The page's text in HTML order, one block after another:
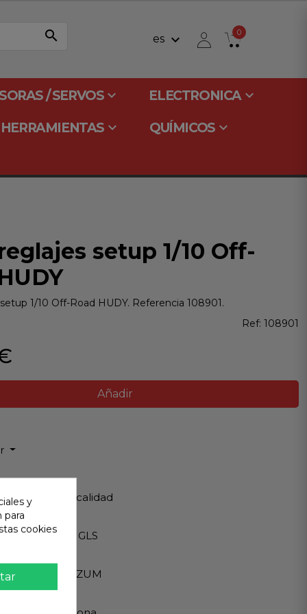
search es keyboard_arrow_down 0
/ SERVOSkeyboard_arrow_down ELECTRONICAkeyboard_arrow_down
HERRAMIENTAS keyboard_arrow_down QUÍMICOSkeyboard_arrow_down
setup 1/10 Off-
1/10 Off-Road HUDY. Referencia 108901.
Ref: 108901
Añadir
de Máxima calidad
GLS
- PAYPAL - BIZUM
y
para
cookies